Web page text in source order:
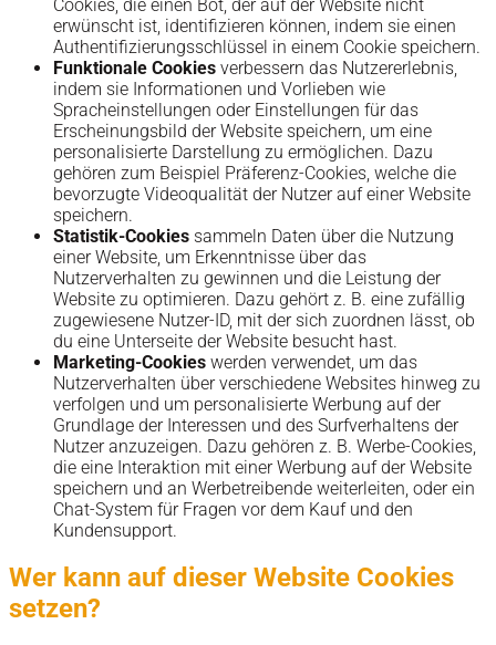
Cookies, die einen Bot, der auf der Website nicht
erwünscht ist, identifizieren können, indem sie einen
Authentifizierungsschlüssel in einem Cookie speichern.
Funktionale Cookies verbessern das Nutzererlebnis,
indem sie Informationen und Vorlieben wie
Spracheinstellungen oder Einstellungen für das
Erscheinungsbild der Website speichern, um eine
personalisierte Darstellung zu ermöglichen. Dazu
gehören zum Beispiel Präferenz-Cookies, welche die
bevorzugte Videoqualität der Nutzer auf einer Website
speichern.
Statistik-Cookies sammeln Daten über die Nutzung
einer Website, um Erkenntnisse über das
Nutzerverhalten zu gewinnen und die Leistung der
Website zu optimieren. Dazu gehört z. B. eine zufällig
zugewiesene Nutzer-ID, mit der sich zuordnen lässt, ob
du eine Unterseite der Website besucht hast.
Marketing-Cookies werden verwendet, um das
Nutzerverhalten über verschiedene Websites hinweg zu
verfolgen und um personalisierte Werbung auf der
Grundlage der Interessen und des Surfverhaltens der
Nutzer anzuzeigen. Dazu gehören z. B. Werbe-Cookies,
die eine Interaktion mit einer Werbung auf der Website
speichern und an Werbetreibende weiterleiten, oder ein
Chat-System für Fragen vor dem Kauf und den
Kundensupport.
Wer kann auf dieser Website Cookies
setzen?